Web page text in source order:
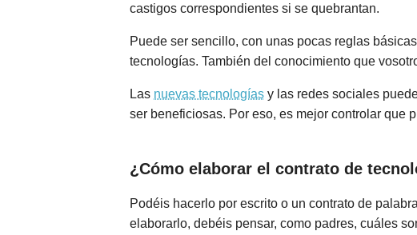
castigos correspondientes si se quebrantan.
Puede ser sencillo, con unas pocas reglas
tecnologías. También del conocimiento que
Las nuevas tecnologías y las redes sociales
ser beneficiosas. Por eso, es mejor controlar que
¿Cómo elaborar el contrato de
Podéis hacerlo por escrito o un contrato de
elaborarlo, debéis pensar, como padres, cuáles